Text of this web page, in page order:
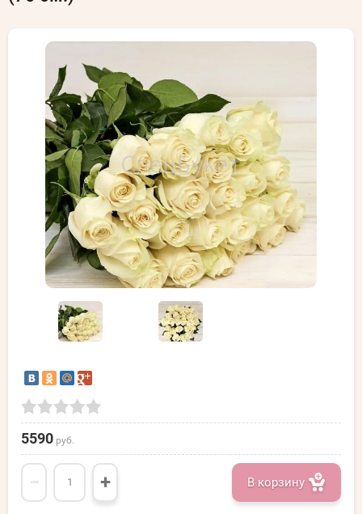
5590 руб.
− + В корзину